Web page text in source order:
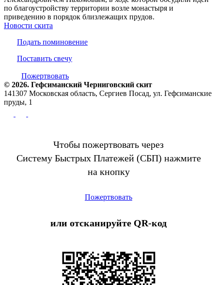
по благоустройству территории возле монастыря и
приведению в порядок близлежащих прудов.
Новости скита
Подать поминовение
Поставить свечу
Пожертвовать
© 2026. Гефсиманский Черниговский cкит
141307 Московская область, Сергиев Посад, ул. Гефсиманские
пруды, 1
Чтобы пожертвовать через
Систему Быстрых Платежей (СБП) нажмите
на кнопку
Пожертвовать
или отсканируйте QR-код